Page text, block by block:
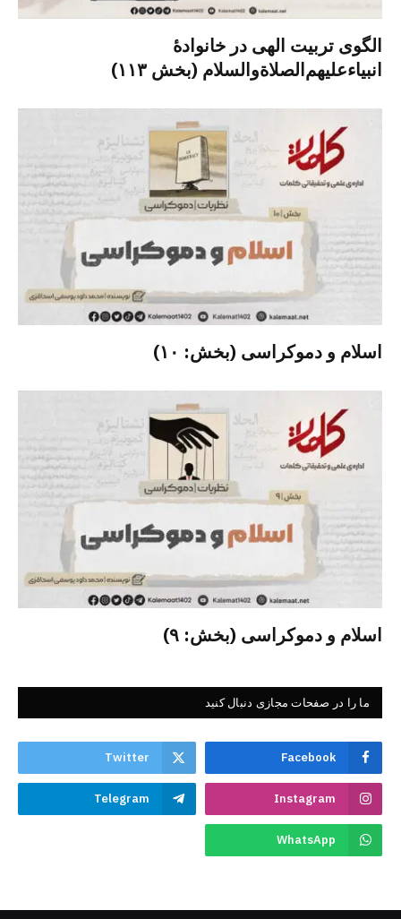
الگوی تربیت الهی در خانوادۀ
انبیاءعلیهم‌الصلاةو‌السلام (بخش ۱۱۳)
اسلام و دموکراسی (بخش: ۱۰)
اسلام و دموکراسی (بخش: ۹)
ما را در صفحات مجازی دنبال کنید
Facebook
Twitter
Instagram
Telegram
WhatsApp